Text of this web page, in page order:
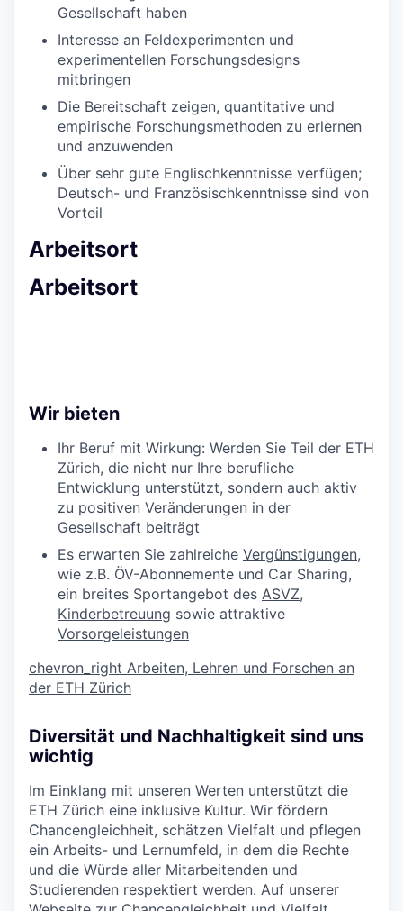
Gesellschaft haben
Interesse an Feldexperimenten und
experimentellen Forschungsdesigns
mitbringen
Die Bereitschaft zeigen, quantitative und
empirische Forschungsmethoden zu erlernen
und anzuwenden
Über sehr gute Englischkenntnisse verfügen;
Deutsch- und Französischkenntnisse sind von
Vorteil
Arbeitsort
Arbeitsort
Wir bieten
Ihr Beruf mit Wirkung: Werden Sie Teil der ETH
Zürich, die nicht nur Ihre berufliche
Entwicklung unterstützt, sondern auch aktiv
zu positiven Veränderungen in der
Gesellschaft beiträgt
Es erwarten Sie zahlreiche Vergünstigungen,
wie z.B. ÖV-Abonnemente und Car Sharing,
ein breites Sportangebot des ASVZ,
Kinderbetreuung sowie attraktive
Vorsorgeleistungen
chevron_right Arbeiten, Lehren und Forschen an
der ETH Zürich
Diversität und Nachhaltigkeit sind uns
wichtig
Im Einklang mit unseren Werten unterstützt die
ETH Zürich eine inklusive Kultur. Wir fördern
Chancengleichheit, schätzen Vielfalt und pflegen
ein Arbeits- und Lernumfeld, in dem die Rechte
und die Würde aller Mitarbeitenden und
Studierenden respektiert werden. Auf unserer